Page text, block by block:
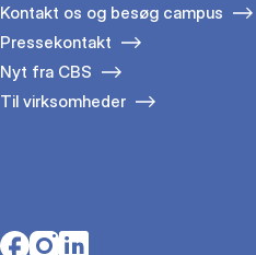
Kontakt os og besøg campus
Pressekontakt
Nyt fra CBS
Til virksomheder
Opens in a new tab
Opens in a new tab
Opens in a new tab